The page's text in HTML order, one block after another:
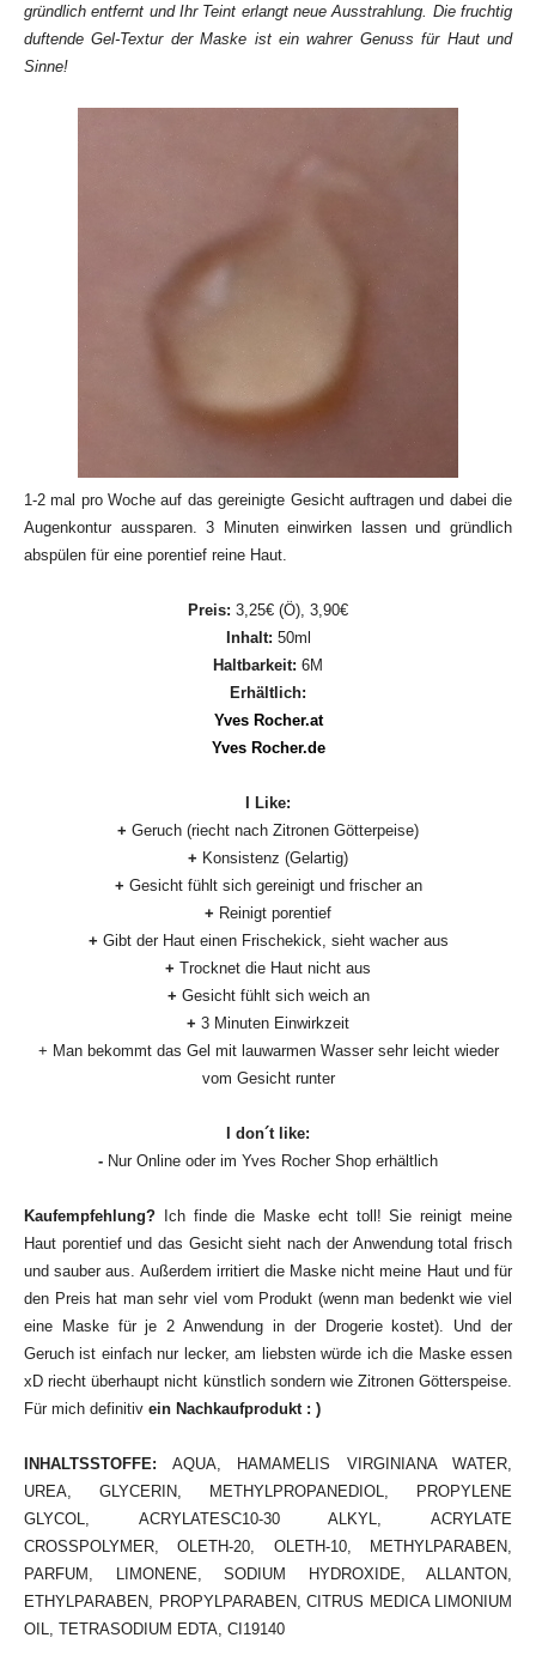
gründlich entfernt und Ihr Teint erlangt neue Ausstrahlung. Die fruchtig
duftende Gel-Textur der Maske ist ein wahrer Genuss für Haut und
Sinne!
1-2 mal pro Woche auf das gereinigte Gesicht auftragen und dabei die
Augenkontur aussparen. 3 Minuten einwirken lassen und gründlich
abspülen für eine porentief reine Haut.
Preis: 3,25€ (Ö), 3,90€
Inhalt: 50ml
Haltbarkeit: 6M
Erhältlich:
Yves Rocher.at
Yves Rocher.de
I Like:
+ Geruch (riecht nach Zitronen Götterpeise)
+ Konsistenz (Gelartig)
+ Gesicht fühlt sich gereinigt und frischer an
+ Reinigt porentief
+ Gibt der Haut einen Frischekick, sieht wacher aus
+ Trocknet die Haut nicht aus
+ Gesicht fühlt sich weich an
+ 3 Minuten Einwirkzeit
+ Man bekommt das Gel mit lauwarmen Wasser sehr leicht wieder
vom Gesicht runter
I don´t like:
- Nur Online oder im Yves Rocher Shop erhältlich
Kaufempfehlung? Ich finde die Maske echt toll! Sie reinigt meine
Haut porentief und das Gesicht sieht nach der Anwendung total frisch
und sauber aus. Außerdem irritiert die Maske nicht meine Haut und für
den Preis hat man sehr viel vom Produkt (wenn man bedenkt wie viel
eine Maske für je 2 Anwendung in der Drogerie kostet). Und der
Geruch ist einfach nur lecker, am liebsten würde ich die Maske essen
xD riecht überhaupt nicht künstlich sondern wie Zitronen Götterspeise.
Für mich definitiv ein Nachkaufprodukt : )
INHALTSSTOFFE: AQUA, HAMAMELIS VIRGINIANA WATER,
UREA, GLYCERIN, METHYLPROPANEDIOL, PROPYLENE
GLYCOL, ACRYLATESC10-30 ALKYL, ACRYLATE
CROSSPOLYMER, OLETH-20, OLETH-10, METHYLPARABEN,
PARFUM, LIMONENE, SODIUM HYDROXIDE, ALLANTON,
ETHYLPARABEN, PROPYLPARABEN, CITRUS MEDICA LIMONIUM
OIL, TETRASODIUM EDTA, CI19140